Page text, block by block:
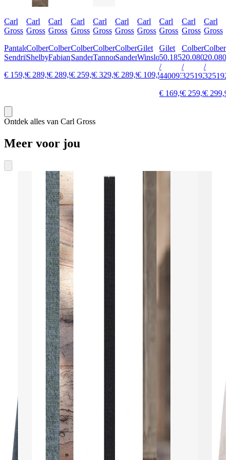
Carl
Gross
Pantalon
Sendrik
€ 159,95
Carl
Gross
Colbert
Shelby
€ 289,95
Carl
Gross
Colbert
Fabian
€ 289,95
Carl
Gross
Colbert
Sander
€ 259,95
Carl
Gross
Colbert
Tannon
€ 329,95
Carl
Gross
Colbert
Sander
€ 289,95
Carl
Gross
Gilet
Winslow
€ 109,95
Carl
Gross
Gilet
50.185S0
/
440093
€ 169,95
Carl
Gross
Colbert
20.080J1
/
325192
€ 259,95
Carl
Gross
Colbert
/
325192
€
Ontdek alles van Carl Gross
Meer voor jou